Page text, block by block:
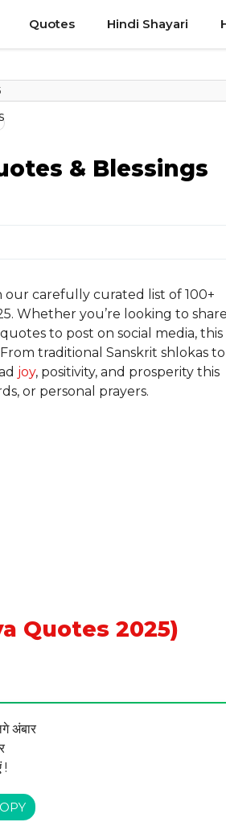
Quotes Hindi Shayari
& Blessings
carefully curated list of 100+
Whether you’re looking to share
to post on social media, this
traditional Sanskrit shlokas to
joy, positivity, and prosperity this
or personal prayers.
Quotes 2025)
अंबार
!